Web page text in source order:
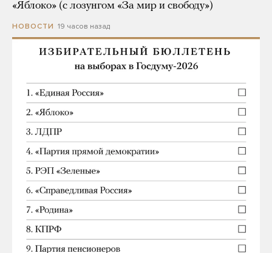
«Яблоко» (с лозунгом «За мир и свободу»)
НОВОСТИ 19 часов назад